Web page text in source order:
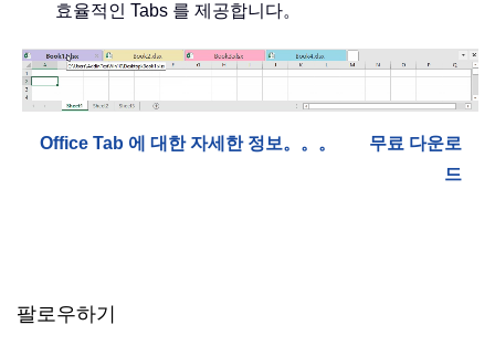
효율적인 Tabs 를 제공합니다。
Office Tab 에 대한 자세한 정보。。。
무료 다운로
드
팔로우하기